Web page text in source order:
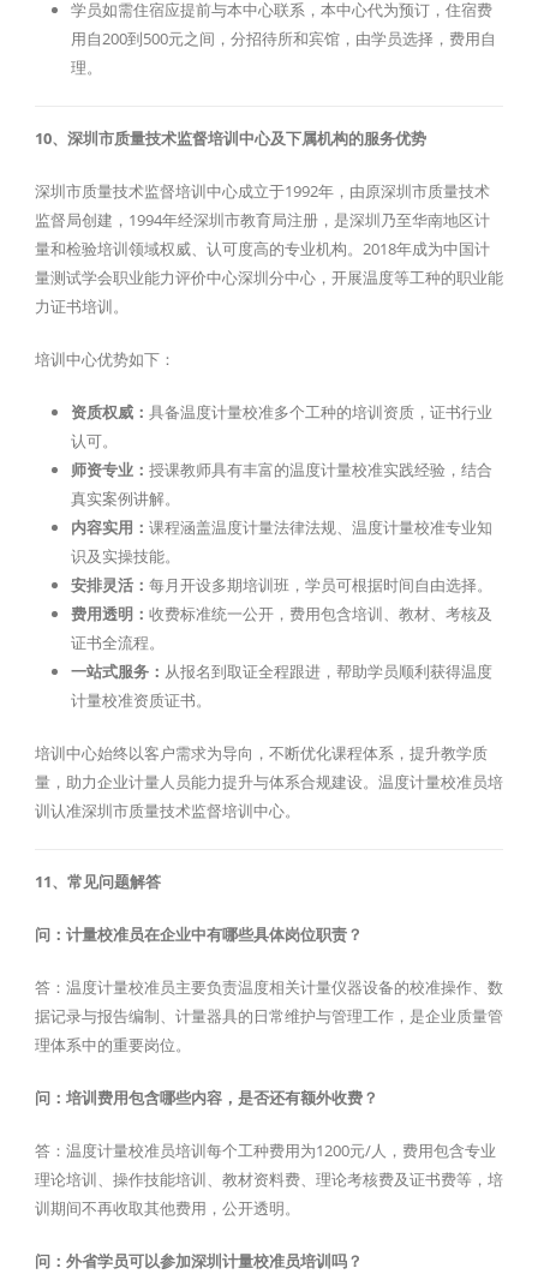
学员如需住宿应提前与本中心联系，本中心代为预订，住宿费
用自200到500元之间，分招待所和宾馆，由学员选择，费用自
理。
10、深圳市质量技术监督培训中心及下属机构的服务优势
深圳市质量技术监督培训中心成立于1992年，由原深圳市质量技术
监督局创建，1994年经深圳市教育局注册，是深圳乃至华南地区计
量和检验培训领域权威、认可度高的专业机构。2018年成为中国计
量测试学会职业能力评价中心深圳分中心，开展温度等工种的职业能
力证书培训。
培训中心优势如下：
资质权威： 具备温度计量校准多个工种的培训资质，证书行业
认可。
师资专业： 授课教师具有丰富的温度计量校准实践经验，结合
真实案例讲解。
内容实用： 课程涵盖温度计量法律法规、温度计量校准专业知
识及实操技能。
安排灵活： 每月开设多期培训班，学员可根据时间自由选择。
费用透明： 收费标准统一公开，费用包含培训、教材、考核及
证书全流程。
一站式服务： 从报名到取证全程跟进，帮助学员顺利获得温度
计量校准资质证书。
培训中心始终以客户需求为导向，不断优化课程体系，提升教学质
量，助力企业计量人员能力提升与体系合规建设。温度计量校准员培
训认准深圳市质量技术监督培训中心。
11、常见问题解答
问：计量校准员在企业中有哪些具体岗位职责？
答：温度计量校准员主要负责温度相关计量仪器设备的校准操作、数
据记录与报告编制、计量器具的日常维护与管理工作，是企业质量管
理体系中的重要岗位。
问：培训费用包含哪些内容，是否还有额外收费？
答：温度计量校准员培训每个工种费用为1200元/人，费用包含专业
理论培训、操作技能培训、教材资料费、理论考核费及证书费等，培
训期间不再收取其他费用，公开透明。
问：外省学员可以参加深圳计量校准员培训吗？